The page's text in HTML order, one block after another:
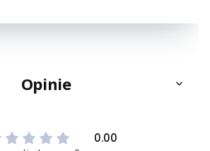
Opinie
0.00